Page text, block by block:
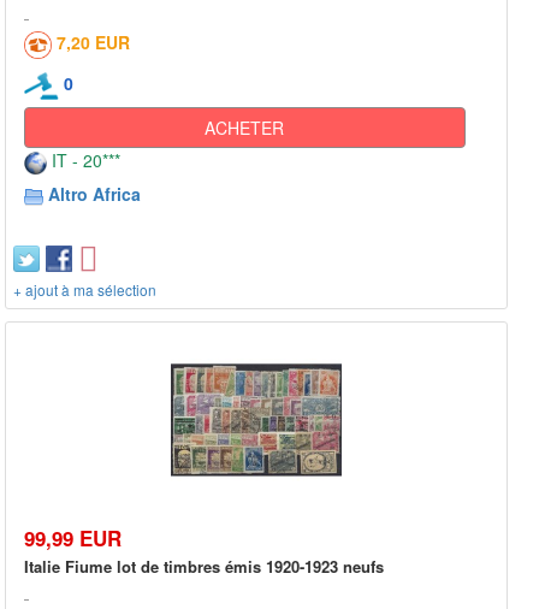
7,20 EUR
0
ACHETER
IT - 20***
Altro Africa
+ ajout à ma sélection
99,99 EUR
Italie Fiume lot de timbres émis 1920-1923 neufs